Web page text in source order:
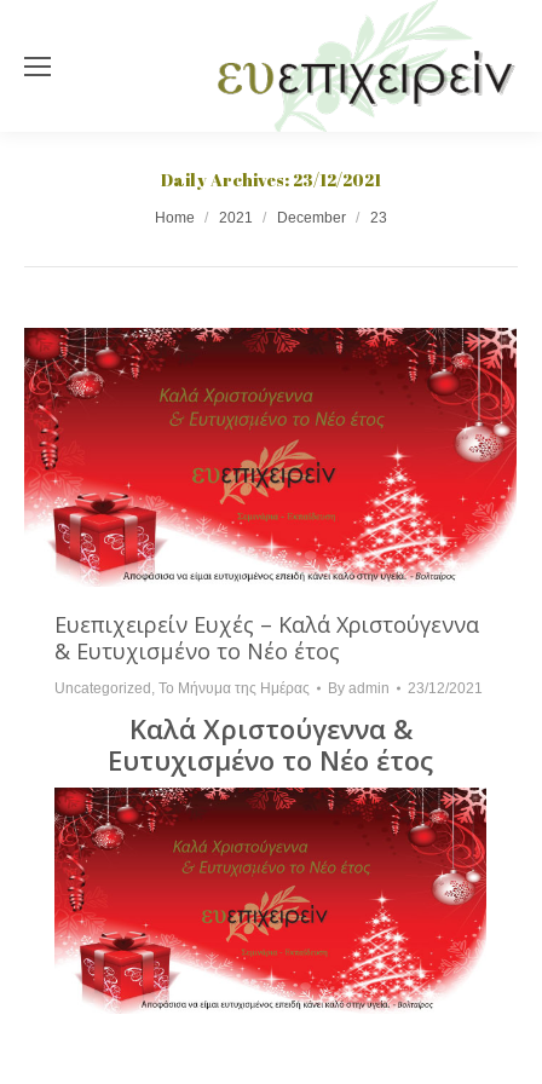
Daily Archives: 23/12/2021
Home 2021 December 23
Ευεπιχειρείν Ευχές – Καλά Χριστούγεννα
& Ευτυχισμένο το Νέο έτος
Uncategorized Το Μήνυμα της Ημέρας By admin 23/12/2021
Καλά Χριστούγεννα &
Ευτυχισμένο το Νέο έτος